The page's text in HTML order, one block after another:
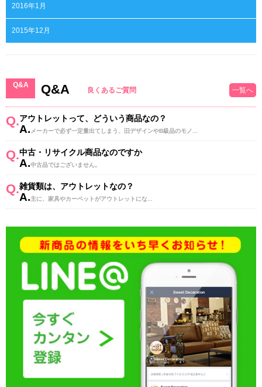
2016年1月
2015年12月
Q&A Q&A 良くあるご質問 一覧へ
Q.アウトレットって、どういう商品なの？
A. メーカーで必ず一定量出てしまう、旧デザインやB級品のモノ...
Q.中古・リサイクル商品なのですか
A.中古品ではございません。
Q.雑貨類は、アウトレットなの？
A.主に、家具やカーペットがアウトレットにな...